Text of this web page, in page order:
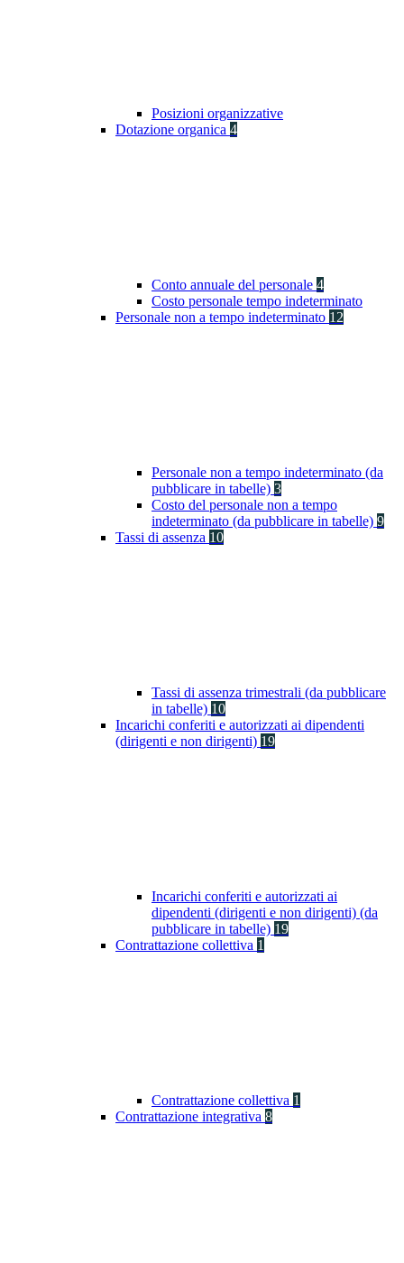
Posizioni organizzative
Dotazione organica 4
Conto annuale del personale 4
Costo personale tempo indeterminato
Personale non a tempo indeterminato 12
Personale non a tempo indeterminato (da
pubblicare in tabelle) 3
Costo del personale non a tempo
indeterminato (da pubblicare in tabelle) 9
Tassi di assenza 10
Tassi di assenza trimestrali (da pubblicare
in tabelle) 10
Incarichi conferiti e autorizzati ai dipendenti
(dirigenti e non dirigenti) 19
Incarichi conferiti e autorizzati ai
dipendenti (dirigenti e non dirigenti) (da
pubblicare in tabelle) 19
Contrattazione collettiva 1
Contrattazione collettiva 1
Contrattazione integrativa 8